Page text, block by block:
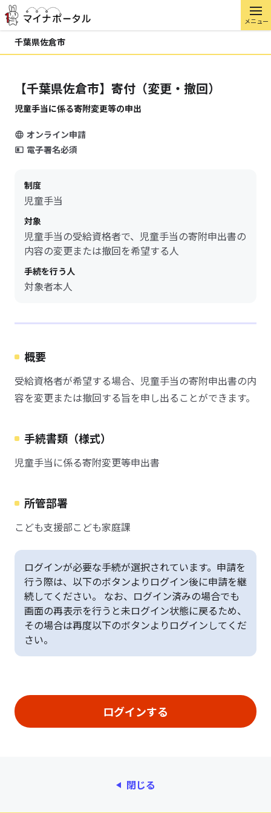
メニュー
千葉県佐倉市
【千葉県佐倉市】寄付（変更・撤回）
児童手当に係る寄附変更等の申出
オンライン申請
電子署名必須
制度
児童手当
対象
児童手当の受給資格者で、児童手当の寄附申出書の
内容の変更または撤回を希望する人
手続を行う人
対象者本人
概要
受給資格者が希望する場合、児童手当の寄附申出書の内
容を変更または撤回する旨を申し出ることができます。
手続書類（様式）
児童手当に係る寄附変更等申出書
所管部署
こども支援部こども家庭課
ログインが必要な手続が選択されています。申請を
行う際は、以下のボタンよりログイン後に申請を継
続してください。 なお、ログイン済みの場合でも
画面の再表示を行うと未ログイン状態に戻るため、
その場合は再度以下のボタンよりログインしてくだ
さい。
閉じる